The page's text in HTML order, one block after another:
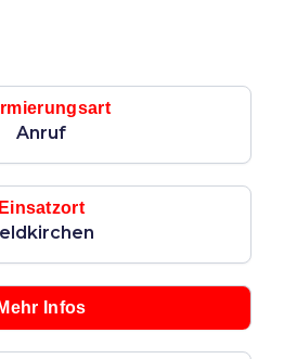
Anruf
Einsatzort
Mehr Infos